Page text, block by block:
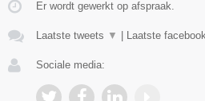
Er wordt gewerkt op afspraak.
Laatste tweets ▼ Laatste
Sociale media: